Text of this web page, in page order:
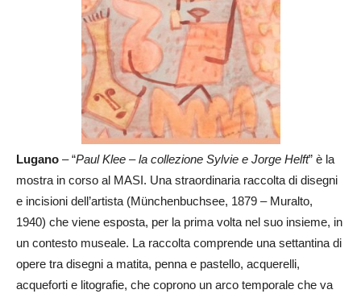
Lugano – “Paul Klee – la collezione Sylvie e Jorge Helft” è la
mostra in corso al MASI. Una straordinaria raccolta di disegni
e incisioni dell’artista (Münchenbuchsee, 1879 – Muralto,
1940) che viene esposta, per la prima volta nel suo insieme, in
un contesto museale. La raccolta comprende una settantina di
opere tra disegni a matita, penna e pastello, acquerelli,
acqueforti e litografie, che coprono un arco temporale che va